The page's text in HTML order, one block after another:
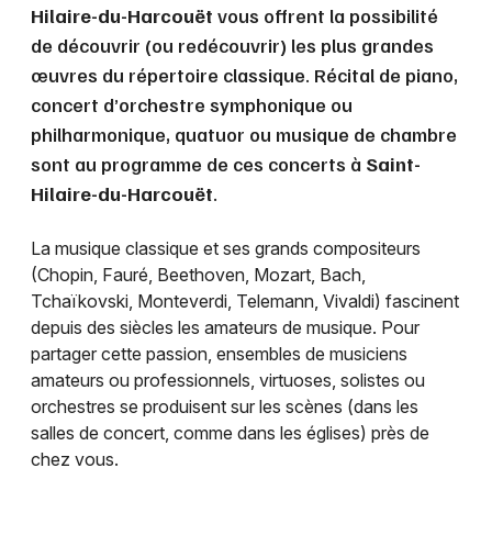
Hilaire-du-Harcouët vous offrent la possibilité
de découvrir (ou redécouvrir) les plus grandes
œuvres du répertoire classique. Récital de piano,
concert d’orchestre symphonique ou
philharmonique, quatuor ou musique de chambre
sont au programme de ces concerts à Saint-
Hilaire-du-Harcouët.
La musique classique et ses grands compositeurs
(Chopin, Fauré, Beethoven, Mozart, Bach,
Tchaïkovski, Monteverdi, Telemann, Vivaldi) fascinent
depuis des siècles les amateurs de musique. Pour
partager cette passion, ensembles de musiciens
amateurs ou professionnels, virtuoses, solistes ou
orchestres se produisent sur les scènes (dans les
salles de concert, comme dans les églises) près de
chez vous.